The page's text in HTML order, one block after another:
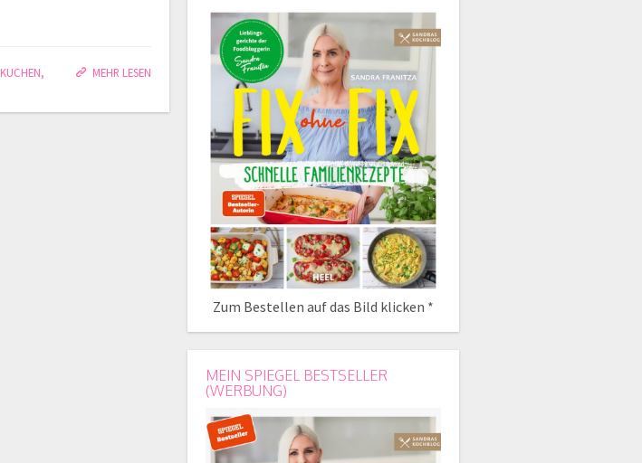
MEHR LESEN
KUCHEN,
Zum Bestellen auf das Bild klicken *
MEIN SPIEGEL BESTSELLER
(WERBUNG)